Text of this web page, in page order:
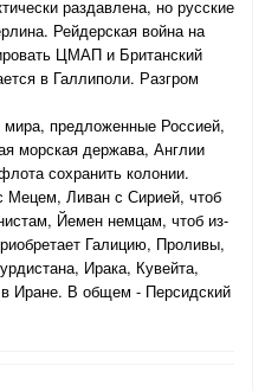
раздавлена, но русские
Рейдерская война на
ЦМАП и Британский
в Галлиполи. Разгром
мира, предложенные Россией,
морская держава, Англии
сохранить колонии.
Мецем, Ливан с Сирией, чтоб
Йемен немцам, чтоб из-
Галицию, Проливы,
Ирака, Кувейта,
Иране. В общем - Персидский